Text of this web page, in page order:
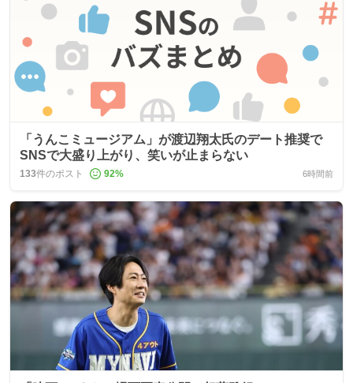
「うんこミュージアム」が渡辺翔太氏のデート推奨で
SNSで大盛り上がり、笑いが止まらない
133件のポスト 92% 6時間前